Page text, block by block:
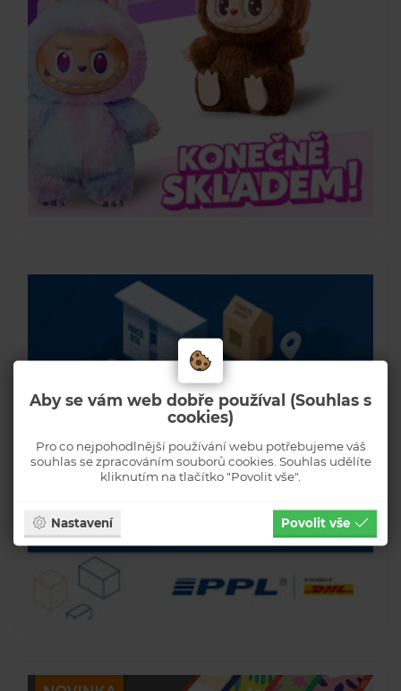
Aby se vám web dobře používal (Souhlas s
cookies)
Pro co nejpohodlnější používání webu potřebujeme váš
souhlas se zpracováním souborů cookies. Souhlas udělíte
kliknutím na tlačítko "Povolit vše".
Nastavení Povolit vše